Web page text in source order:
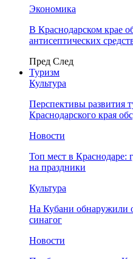
Экономика
В Краснодарском крае
антисептических
Пред След
Туризм
Культура
Перспективы развития
Краснодарского края
Новости
Топ мест в Краснодаре:
на праздники
Культура
На Кубани обнаружили
синагог
Новости